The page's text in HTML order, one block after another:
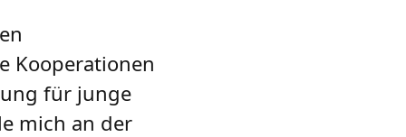
Kooperationen
für junge
mich an der